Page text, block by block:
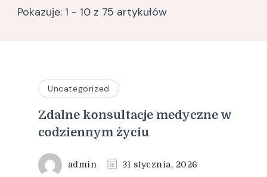
Pokazuje: 1 - 10 z 75 artykułów
Uncategorized
Zdalne konsultacje medyczne w
codziennym życiu
admin 31 stycznia, 2026